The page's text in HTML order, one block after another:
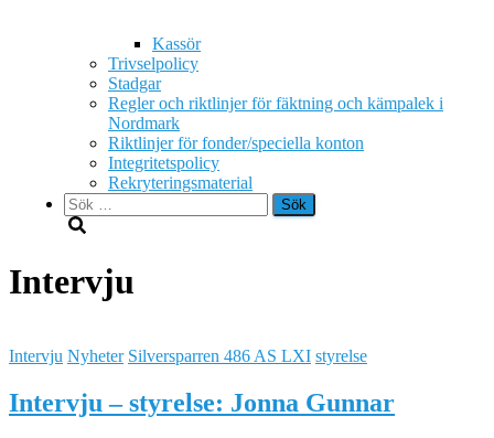
Kassör
Trivselpolicy
Stadgar
Regler och riktlinjer för fäktning och kämpalek i
Nordmark
Riktlinjer för fonder/speciella konton
Integritetspolicy
Rekryteringsmaterial
Sök
efter:
Intervju
Intervju Nyheter Silversparren 486 AS LXI styrelse
Intervju – styrelse: Jonna Gunnar